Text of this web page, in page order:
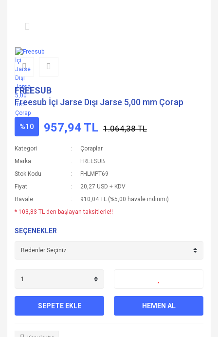
FREESUB
Freesub İçi Jarse Dışı Jarse 5,00 mm Çorap
%10 957,94 TL 1.064,38 TL
Kategori
Çoraplar
Marka
FREESUB
Stok Kodu
FHLMPT69
Fiyat
20,27 USD + KDV
Havale
910,04 TL (%5,00 havale indirimi)
* 103,83 TL den başlayan taksitlerle!!
SEÇENEKLER
SEPETE EKLE HEMEN AL